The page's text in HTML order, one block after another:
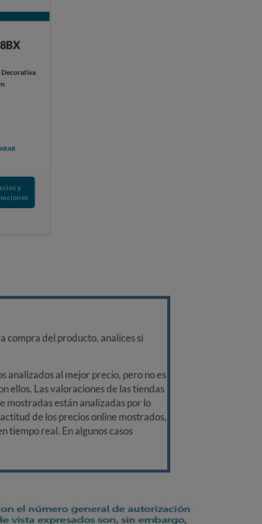
Decorativa
y
compra del producto, analices si
analizados al mejor precio, pero no es
ellos. Las valoraciones de las tiendas
mostradas están analizadas por lo
de los precios online mostrados,
tiempo real. En algunos casos